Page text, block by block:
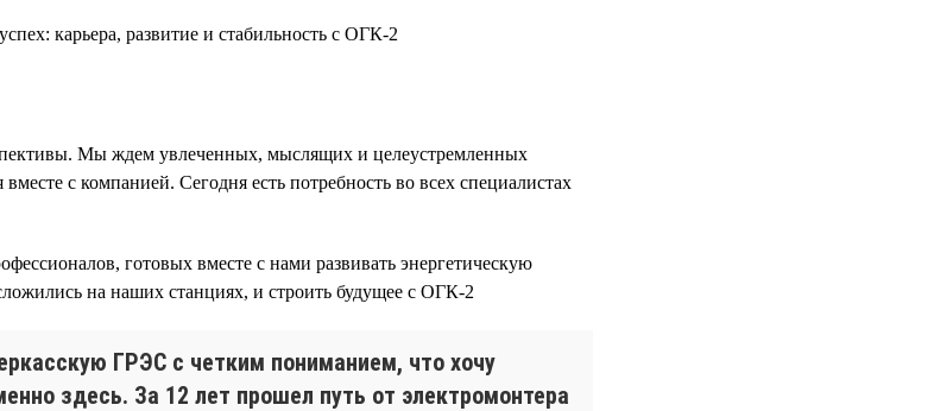
Мы ждем увлеченных, мыслящих и целеустремленных
с компанией. Сегодня есть потребность во всех специалистах
готовых вместе с нами развивать энергетическую
на наших станциях, и строить будущее с ОГК-2
ГРЭС с четким пониманием, что хочу
здесь. За 12 лет прошел путь от электромонтера